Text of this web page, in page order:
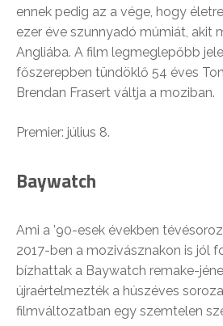
ennek pedig az a vége, hogy
ezer éve szunnyadó múmiát, akit
Angliába. A film legmeglepőbb
főszerepben tündöklő 54 éves
Brendan Frasert váltja a moziban.
Premier: július 8.
Baywatch
Ami a ’90-esek években
2017-ben a mozivásznakon is jól
bízhattak a Baywatch remake-
újraértelmezték a húszéves
filmváltozatban egy szemtelen